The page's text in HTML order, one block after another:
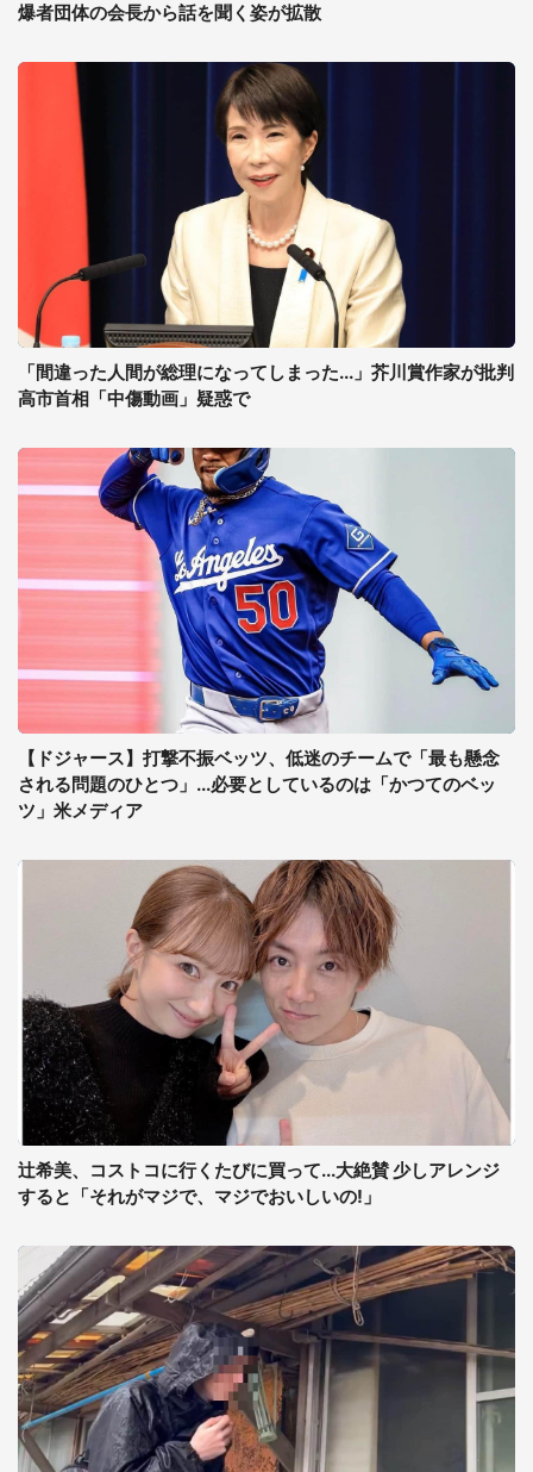
爆者団体の会長から話を聞く姿が拡散
「間違った人間が総理になってしまった...」芥川賞作家が批判
高市首相「中傷動画」疑惑で
【ドジャース】打撃不振ベッツ、低迷のチームで「最も懸念
される問題のひとつ」...必要としているのは「かつてのベッ
ツ」米メディア
辻希美、コストコに行くたびに買って...大絶賛 少しアレンジ
すると「それがマジで、マジでおいしいの!」